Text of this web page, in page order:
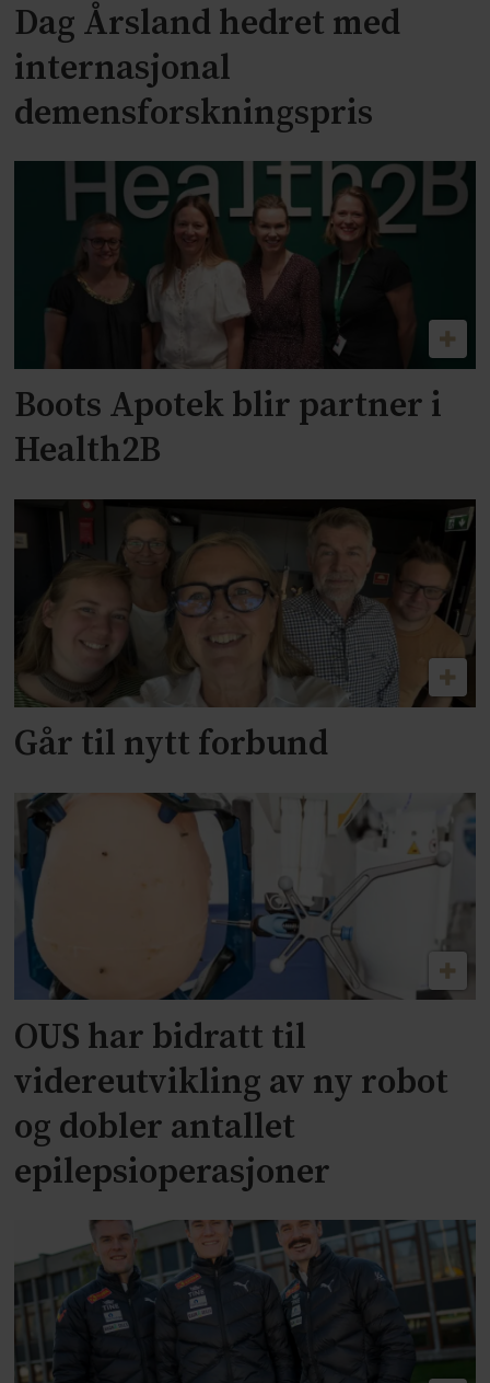
Dag Årsland hedret med
internasjonal
demensforskningspris
Boots Apotek blir partner i
Health2B
Går til nytt forbund
OUS har bidratt til
videreutvikling av ny robot
og dobler antallet
epilepsioperasjoner